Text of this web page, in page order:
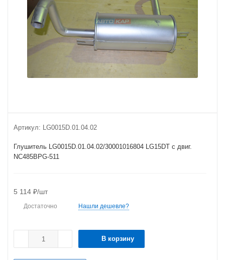
Артикул: LG0015D.01.04.02
Глушитель LG0015D.01.04.02/30001016804 LG15DT с двиг.
NC485BPG-511
5 114 ₽/шт
Достаточно Нашли дешевле?
В корзину